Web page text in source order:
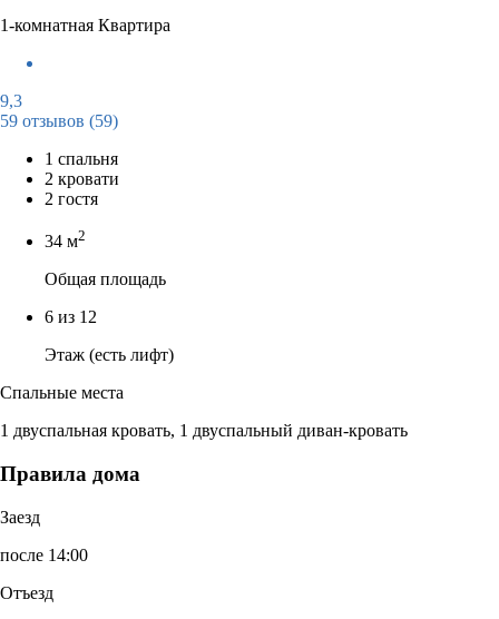
1-комнатная Квартира
9,3
59 отзывов (59)
1 спальня
2 кровати
2 гостя
34 м2
Общая площадь
6 из 12
Этаж (есть лифт)
Спальные места
1 двуспальная кровать, 1 двуспальный диван-кровать
Правила дома
Заезд
после 14:00
Отъезд